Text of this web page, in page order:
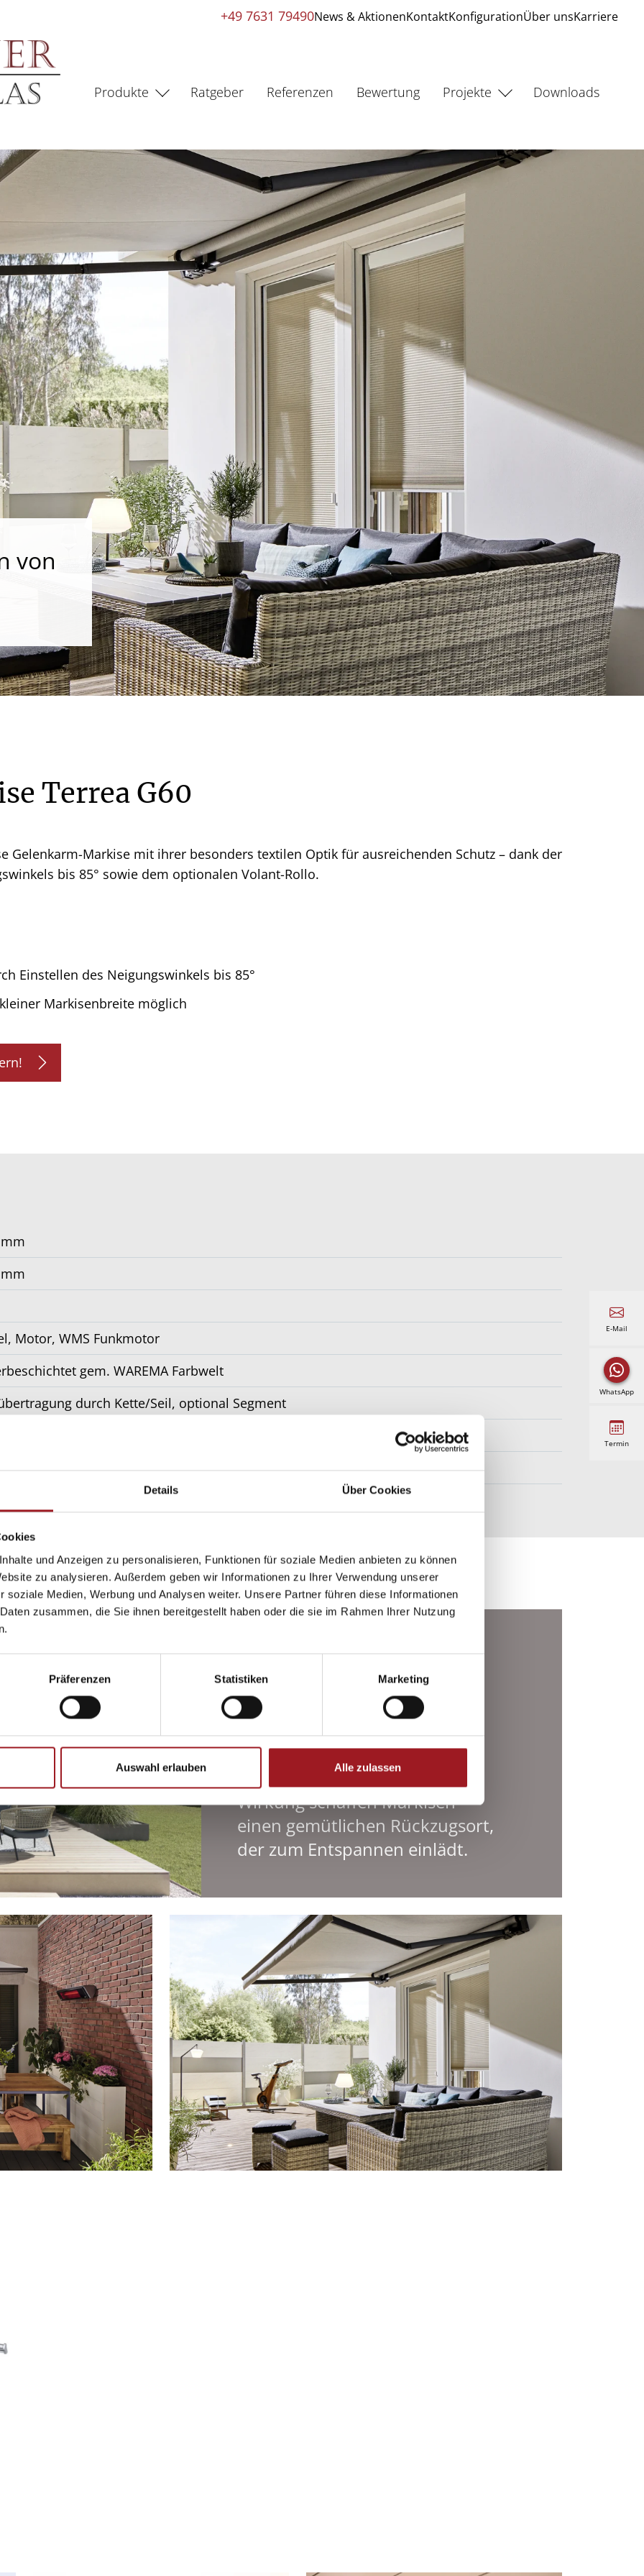
Details Über Cookies
und Anzeigen zu personalisieren, Funktionen für soziale Medien anbieten zu können
zu analysieren. Außerdem geben wir Informationen zu Ihrer Verwendung unserer
soziale Medien, Werbung und Analysen weiter. Unsere Partner führen diese Informationen
zusammen, die Sie ihnen bereitgestellt haben oder die sie im Rahmen Ihrer Nutzung
Präferenzen Statistiken Marketing
Auswahl erlauben Alle zulassen
+49 7631 79490News & AktionenKontaktKonfigurationÜber unsKarriere
Produkte Ratgeber Referenzen Bewertung Projekte Downloads
von
Terrea G60
Gelenkarm-Markise mit ihrer besonders textilen Optik für ausreichenden Schutz – dank der
bis 85° sowie dem optionalen Volant-Rollo.
Einstellen des Neigungswinkels bis 85°
Markisenbreite möglich
Motor, WMS Funkmotor
gem. WAREMA Farbwelt
durch Kette/Seil, optional Segment
All Weather, Acryl Standard, Soltis 92, Starlight Blue, Twilight Pearl
Deckenmontage, Wandmontage
Mit ihrer schattenspendenden
Wirkung schaffen Markisen
einen gemütlichen Rückzugsort,
der zum Entspannen einlädt.
E-Mail
WhatsApp
Termin